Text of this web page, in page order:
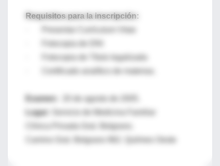
Requisitos para la inscripción:
· Fotocopia de Título legalizada
Examen:
20 de agosto de 2005.
Lugar:
Clínica Privada Gral. Belgrano.
Camino Gral. Belgrano 962. Quilmes Oeste